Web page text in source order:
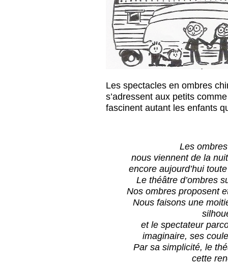
Les spectacles en ombres
s’adressent aux petits
fascinent autant les enfants
Les
nous viennent de la
encore aujourd’hui
Le théâtre d’ombres
Nos ombres proposent
Nous faisons une
et le spectateur
imaginaire, ses
Par sa simplicité, le
cette